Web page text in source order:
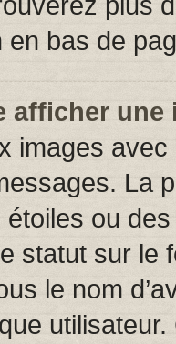
en bas de
afficher une
images
La
ou
statut sur le
le nom
utilisateur.